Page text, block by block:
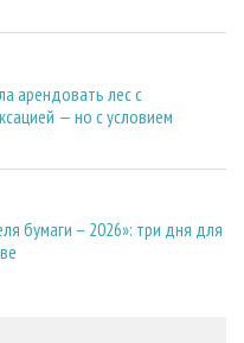
арендовать лес с
— но с условием
бумаги – 2026»: три дня для